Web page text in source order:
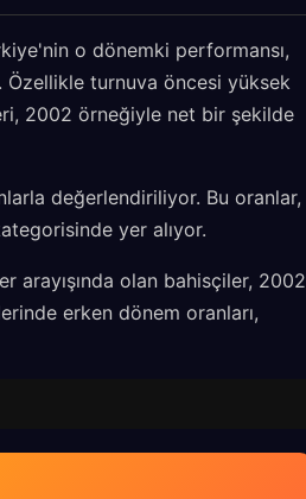
o dönemki performansı,
turnuva öncesi yüksek
2002 örneğiyle net bir şekilde
değerlendiriliyor. Bu oranlar,
yer alıyor.
arayışında olan bahisçiler, 2002
erken dönem oranları,